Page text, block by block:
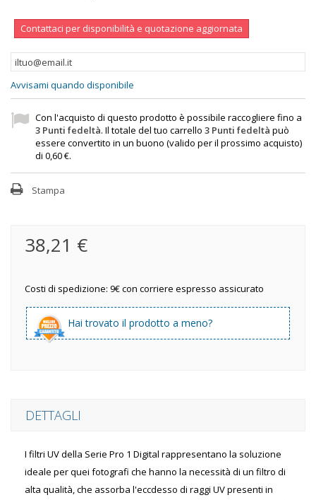
Contattaci per disponibilità e quotazione aggiornata
Avvisami quando disponibile
Con l'acquisto di questo prodotto è possibile raccogliere fino a
3 Punti fedeltà. Il totale del tuo carrello 3 Punti fedeltà può
essere convertito in un buono (valido per il prossimo acquisto)
di 0,60 €.
Stampa
38,21 €
Costi di spedizione: 9€ con corriere espresso assicurato
Hai trovato il prodotto a meno?
DETTAGLI
I filtri UV della Serie Pro 1 Digital rappresentano la soluzione
ideale per quei fotografi che hanno la necessità di un filtro di
alta qualità, che assorba l'eccdesso di raggi UV presenti in